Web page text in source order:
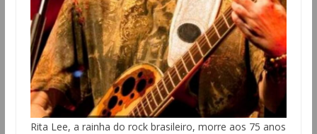
Rita Lee, a rainha do rock brasileiro, morre aos 75 anos